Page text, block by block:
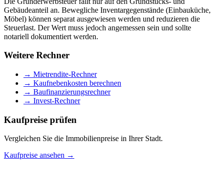
Gebäudeanteil an. Bewegliche Inventargegenstände (Einbauküche,
Möbel) können separat ausgewiesen werden und reduzieren die
Steuerlast. Der Wert muss jedoch angemessen sein und sollte
notariell dokumentiert werden.
Weitere Rechner
→ Mietrendite-Rechner
→ Kaufnebenkosten berechnen
→ Baufinanzierungsrechner
→ Invest-Rechner
Kaufpreise prüfen
Vergleichen Sie die Immobilienpreise in Ihrer Stadt.
Kaufpreise ansehen →